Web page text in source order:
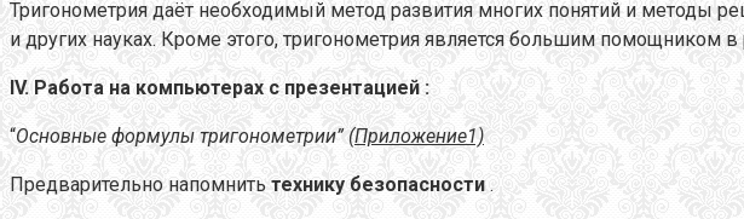
Тригонометрия даёт необходимый метод развития многих понятий и методы
и других науках. Кроме этого, тригонометрия является большим помощником
IV. Работа на компьютерах с презентацией :
“Основные формулы тригонометрии” (Приложение1)
Предварительно напомнить технику безопасности .